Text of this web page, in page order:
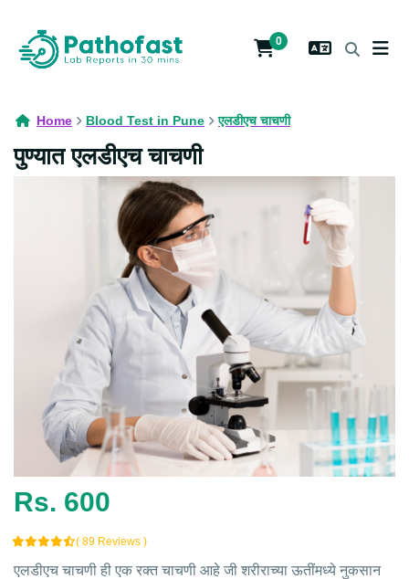
0
Home Blood Test in Pune एलडीएच चाचणी
पुण्यात एलडीएच चाचणी
Rs. 600
( 89 Reviews )
एलडीएच चाचणी ही एक रक्त चाचणी आहे जी शरीराच्या ऊतींमध्ये नुकसान